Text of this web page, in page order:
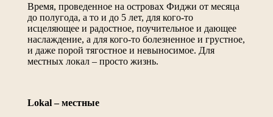
Время, проведенное на островах Фиджи от месяца
до полугода, а то и до 5 лет, для кого-то
исцеляющее и радостное, поучительное и дающее
наслаждение, а для кого-то болезненное и грустное,
и даже порой тягостное и невыносимое. Для
местных локал – просто жизнь.
Lokal– местные